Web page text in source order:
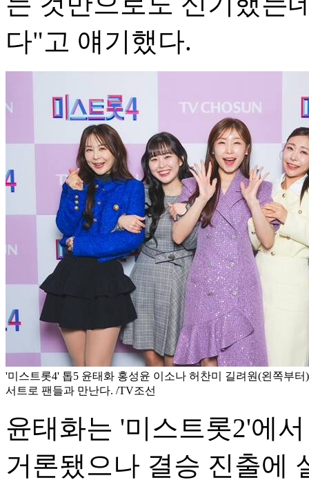
다"고 얘기했다.
'미스트롯4' 톱5 윤태화 홍성윤 이소나 허찬미 길려원(왼쪽부
서트로 팬들과 만난다. /TV조선
윤태화는 '미스트롯2'에
거론됐으나 결승 진출에